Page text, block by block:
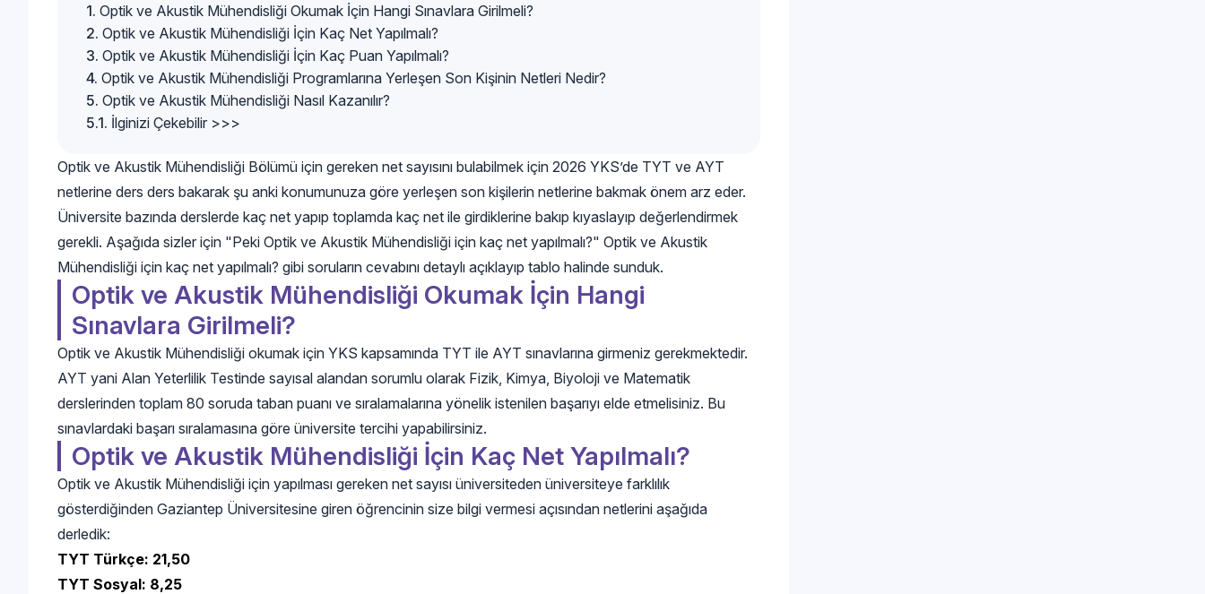
Optik ve Akustik Mühendisliği Okumak İçin Hangi Sınavlara Girilmeli?
Optik ve Akustik Mühendisliği İçin Kaç Net Yapılmalı?
Optik ve Akustik Mühendisliği İçin Kaç Puan Yapılmalı?
Optik ve Akustik Mühendisliği Programlarına Yerleşen Son Kişinin Netleri Nedir?
Optik ve Akustik Mühendisliği Nasıl Kazanılır?
İlginizi Çekebilir >>>
Optik ve Akustik Mühendisliği Bölümü için gereken net sayısını bulabilmek için 2026 YKS’de TYT ve AYT
netlerine ders ders bakarak şu anki konumunuza göre yerleşen son kişilerin netlerine bakmak önem arz eder.
Üniversite bazında derslerde kaç net yapıp toplamda kaç net ile girdiklerine bakıp kıyaslayıp değerlendirmek
gerekli. Aşağıda sizler için "Peki Optik ve Akustik Mühendisliği için kaç net yapılmalı?" Optik ve Akustik
Mühendisliği için kaç net yapılmalı? gibi soruların cevabını detaylı açıklayıp tablo halinde sunduk.
Optik ve Akustik Mühendisliği Okumak İçin Hangi
Sınavlara Girilmeli?
Optik ve Akustik Mühendisliği okumak için YKS kapsamında TYT ile AYT sınavlarına girmeniz gerekmektedir.
AYT yani Alan Yeterlilik Testinde sayısal alandan sorumlu olarak Fizik, Kimya, Biyoloji ve Matematik
derslerinden toplam 80 soruda taban puanı ve sıralamalarına yönelik istenilen başarıyı elde etmelisiniz. Bu
sınavlardaki başarı sıralamasına göre üniversite tercihi yapabilirsiniz.
Optik ve Akustik Mühendisliği İçin Kaç Net Yapılmalı?
Optik ve Akustik Mühendisliği için yapılması gereken net sayısı üniversiteden üniversiteye farklılık
gösterdiğinden Gaziantep Üniversitesine giren öğrencinin size bilgi vermesi açısından netlerini aşağıda
derledik:
TYT Türkçe: 21,50
TYT Sosyal: 8,25